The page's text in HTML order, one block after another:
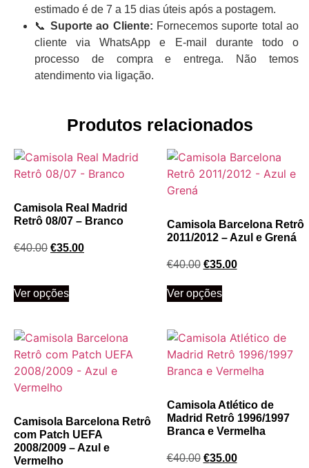
estimado é de 7 a 15 dias úteis após a postagem.
📞 Suporte ao Cliente: Fornecemos suporte total ao
cliente via WhatsApp e E-mail durante todo o
processo de compra e entrega. Não temos
atendimento via ligação.
Produtos relacionados
Camisola Real Madrid
Retrô 08/07 – Branco
€40.00 €35.00
Ver opções
Camisola Barcelona Retrô
2011/2012 – Azul e Grená
€40.00 €35.00
Ver opções
Camisola Barcelona Retrô
com Patch UEFA
2008/2009 – Azul e
Vermelho
Camisola Atlético de
Madrid Retrô 1996/1997
Branca e Vermelha
€40.00 €35.00